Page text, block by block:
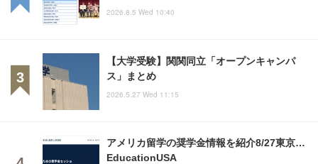
2026.8.5 Wed 10:40
【大学受験】関関同立「オープンキャンパ
ス」まとめ
2026.5.27 Wed 11:15
アメリカ留学の奨学金情報を紹介8/27東京…
EducationUSA